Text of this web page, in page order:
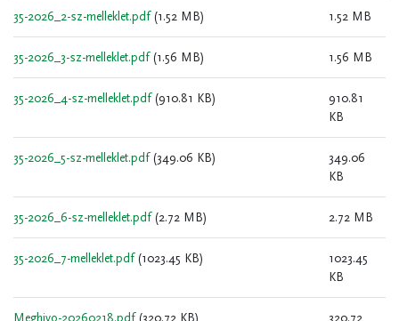
35-2026_2-sz-melleklet.pdf (1.52 MB) 1.52 MB
35-2026_3-sz-melleklet.pdf (1.56 MB) 1.56 MB
35-2026_4-sz-melleklet.pdf (910.81 KB)
910.81
KB
35-2026_5-sz-melleklet.pdf (349.06 KB)
349.06
KB
35-2026_6-sz-melleklet.pdf (2.72 MB) 2.72 MB
35-2026_7-melleklet.pdf (1023.45 KB)
1023.45
KB